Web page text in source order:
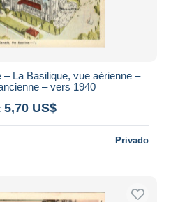
La Basilique, vue aérienne –
– vers 1940
5,70 US$
Privado